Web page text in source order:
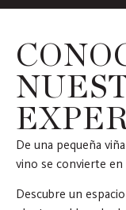
De una pequeña
vino se convierte en
Descubre un